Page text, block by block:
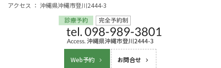
アクセス ： 沖縄県沖縄市登川2444-3
Web予約 お問合せ